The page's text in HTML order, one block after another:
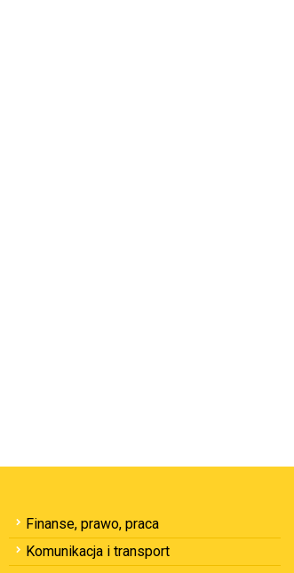
Finanse, prawo, praca
Komunikacja i transport